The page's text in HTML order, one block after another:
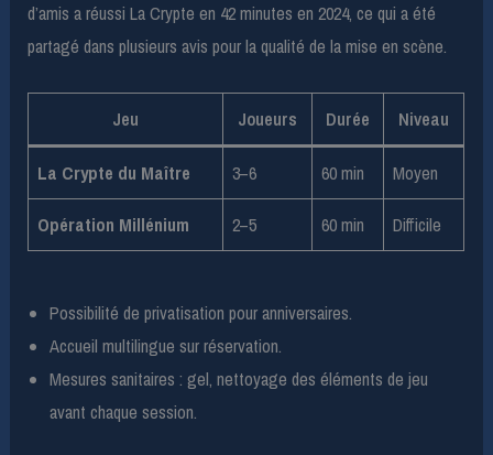
d’amis a réussi La Crypte en 42 minutes en 2024, ce qui a été
partagé dans plusieurs avis pour la qualité de la mise en scène.
Jeu Joueurs Durée Niveau
La Crypte du Maître 3–6 60 min Moyen
Opération Millénium 2–5 60 min Difficile
Possibilité de privatisation pour anniversaires.
Accueil multilingue sur réservation.
Mesures sanitaires : gel, nettoyage des éléments de jeu
avant chaque session.